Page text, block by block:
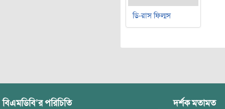
ডি-রাস ফিল্মস
বিএমডিবি’র পরিচিতি দর্শক মতামত